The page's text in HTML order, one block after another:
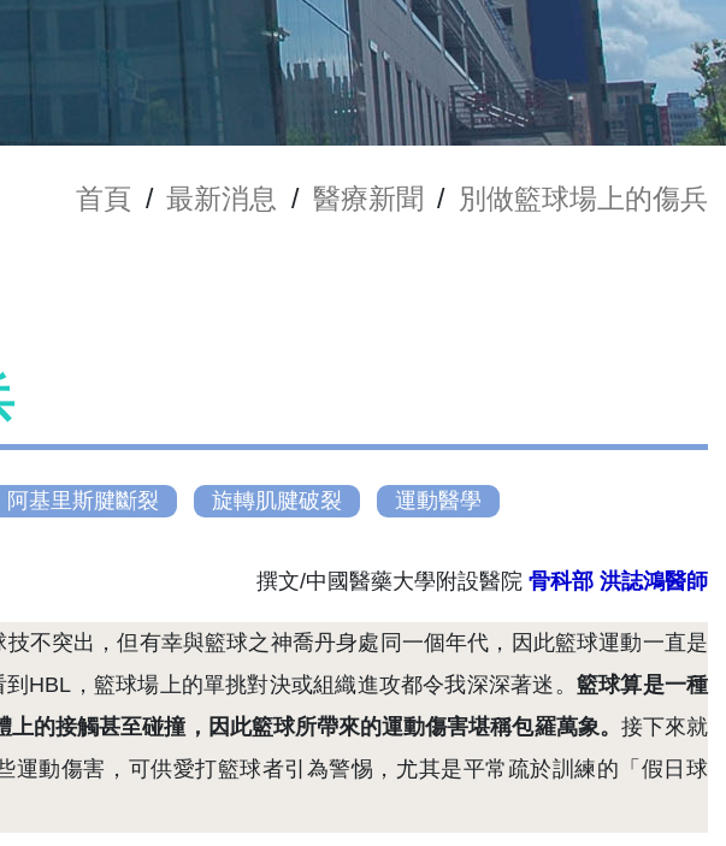
首頁 / 最新消息 / 醫療新聞 / 別做籃球場上的傷兵
阿基里斯腱斷裂 旋轉肌腱破裂 運動醫學
撰文/中國醫藥大學附設醫院 骨科部 洪誌鴻醫師
不突出，但有幸與籃球之神喬丹身處同一個年代，因此籃球運動一直是
HBL，籃球場上的單挑對決或組織進攻都令我深深著迷。 籃球算是一種
的接觸甚至碰撞，因此籃球所帶來的運動傷害堪稱包羅萬象。 接下來就
運動傷害，可供愛打籃球者引為警惕，尤其是平常疏於訓練的「假日球